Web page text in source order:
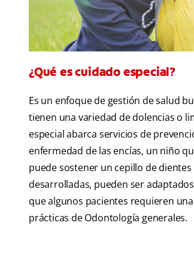
¿Qué es cuidado especial?
Es un enfoque de gestión de salud
tienen una variedad de dolencias o
especial abarca servicios de
enfermedad de las encías, un niño
puede sostener un cepillo de
desarrolladas, pueden ser
que algunos pacientes requieren
prácticas de Odontología generales.